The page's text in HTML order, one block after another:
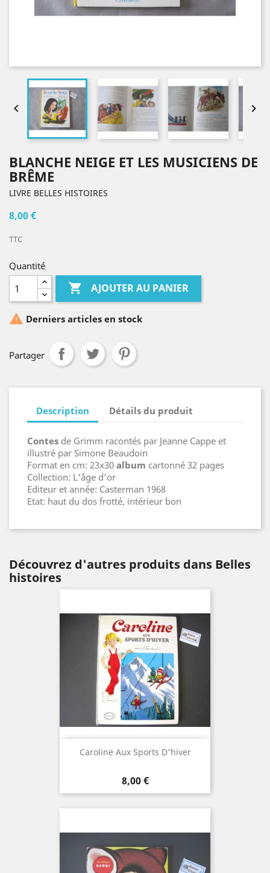
 
BLANCHE NEIGE ET LES MUSICIENS DE
BRÊME
LIVRE BELLES HISTOIRES
8,00 €
TTC
Quantité
 AJOUTER AU PANIER
 Derniers articles en stock
Partager
Description Détails du produit
Contes de Grimm racontés par Jeanne Cappe et
illustré par Simone Beaudoin
Format en cm: 23x30 album cartonné 32 pages
Collection: L'âge d'or
Editeur et année: Casterman 1968
Etat: haut du dos frotté, intérieur bon
Découvrez d'autres produits dans Belles
histoires
Caroline Aux Sports D'hiver
Prix
8,00 €